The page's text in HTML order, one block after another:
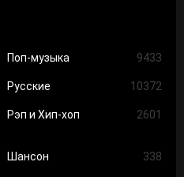
Поп-музыка 9433
Русские 10372
Рэп и Хип-хоп 2601
Шансон 338